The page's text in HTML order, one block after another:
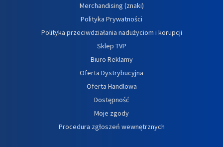
Merchandising (znaki)
Polityka Prywatności
Polityka przeciwdziałania nadużyciom i korupcji
Sklep TVP
Biuro Reklamy
Oferta Dystrybucyjna
Oferta Handlowa
Dostępność
Moje zgody
Procedura zgłoszeń wewnętrznych